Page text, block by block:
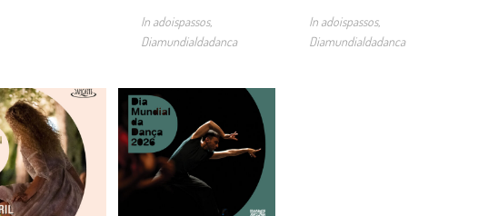
In adoispassos,
Diamundialdadanca
In adoispassos,
Diamundialdadanca